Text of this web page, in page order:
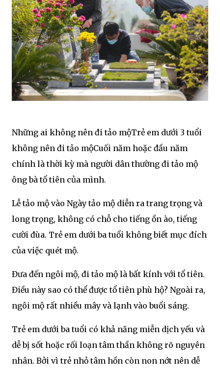
Những ai không nên đi tảo mộTrẻ em dưới 3 tuổi
không nên đi tảo mộCuối năm hoặc đầu năm
chính là thời kỳ mà người dân thường đi tảo mộ
ông bà tổ tiên của mình.
Lễ tảo mộ vào Ngày tảo mộ diễn ra trang trọng và
long trọng, không có chỗ cho tiếng ồn ào, tiếng
cười đùa. Trẻ em dưới ba tuổi không biết mục đích
của việc quét mộ.
Đưa đến ngôi mộ, đi tảo mộ là bất kính với tổ tiên.
Điều này sao có thể được tổ tiên phù hộ? Ngoài ra,
ngôi mộ rất nhiều mây và lạnh vào buổi sáng.
Trẻ em dưới ba tuổi có khả năng miễn dịch yếu và
dễ bị sốt hoặc rối loạn tâm thần không rõ nguyên
nhân. Bởi vì trẻ nhỏ tâm hồn còn non nớt nên dễ